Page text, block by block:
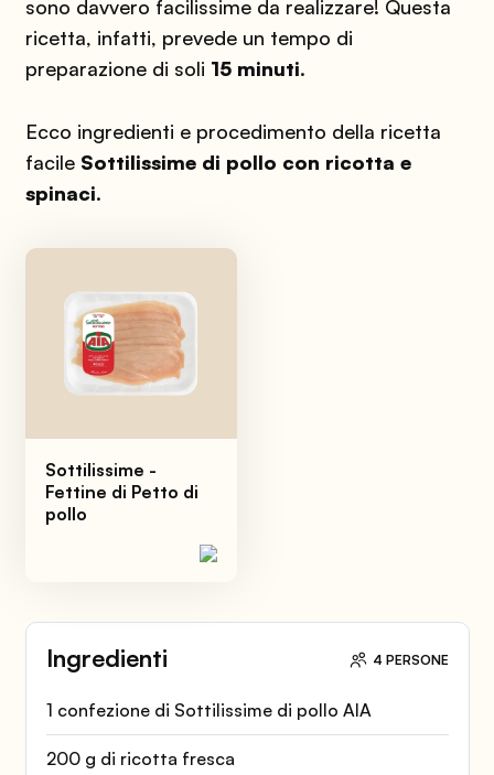
Ingredienti 4 PERSONE
1 confezione di Sottilissime di pollo AIA
200 g di ricotta fresca
sono davvero facilissime da realizzare! Questa
ricetta, infatti, prevede un tempo di
preparazione di soli 15 minuti.
Ecco ingredienti e procedimento della ricetta
facile Sottilissime di pollo con ricotta e
spinaci.
Sottilissime -
Fettine di Petto di
pollo